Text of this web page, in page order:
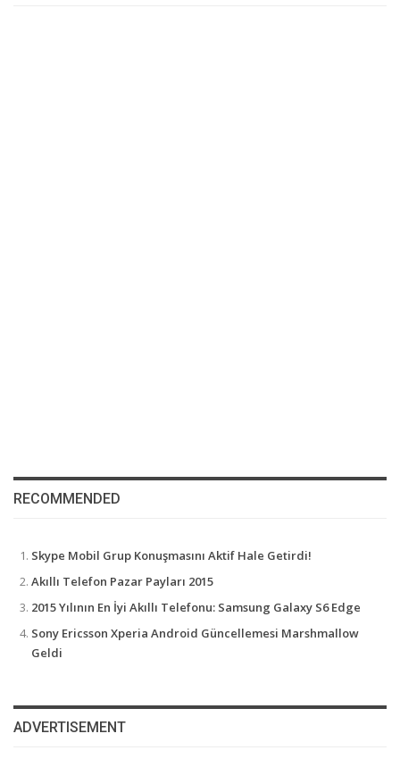
RECOMMENDED
Skype Mobil Grup Konuşmasını Aktif Hale Getirdi!
Akıllı Telefon Pazar Payları 2015
2015 Yılının En İyi Akıllı Telefonu: Samsung Galaxy S6 Edge
Sony Ericsson Xperia Android Güncellemesi Marshmallow
Geldi
ADVERTISEMENT